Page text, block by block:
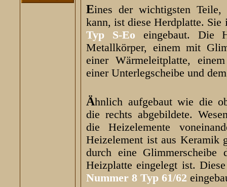
Eines der wichtigsten Teile, die man nicht mehr kaufen
kann, ist diese Herdplatte.
Typ S-Eo eingebaut. Die
Metallkörper, einem mit
einer Wärmeleitplatte,
einer Unterlegscheibe und
Ähnlich aufgebaut wie die oben abgebildete Herplatte ist
die rechts abgebildete.
die Heizelemente
Heizelement ist aus Keramik
durch eine
Heizplatte eingelegt ist.
Nummer 8 Typ 61/62